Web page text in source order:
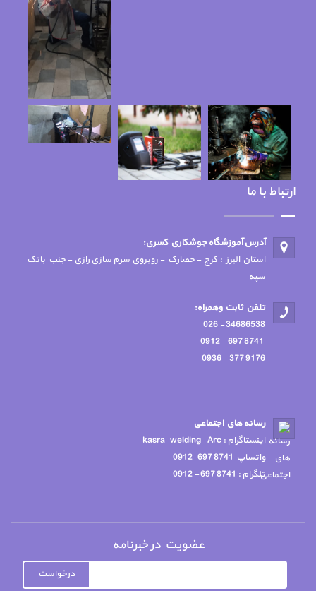
ارتباط با ما
آدرس آموزشگاه جوشكاري كسري:
استان البرز : کرج - حصارک - روبروی سرم سازی رازی - جنب بانک
سپه
تلفن ثابت وهمراه:
34686538 - 026
9176 377 -0936
رسانه هاي اجتماعي
اينستاگرام : kasra-welding -Arc
واتساپ 8741 697-0912
تلگرام : 8741 697 - 0912
عضویت در خبرنامه
درخواست